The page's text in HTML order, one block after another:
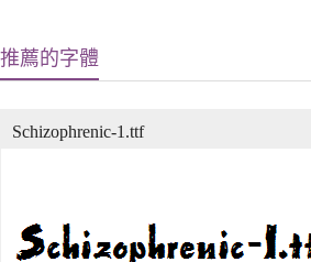
推薦的字體
Schizophrenic-1.ttf